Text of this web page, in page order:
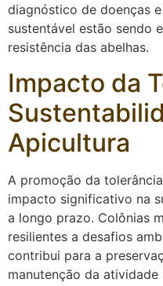
diagnóstico de doenças
sustentável estão sendo
resistência das abelhas.
Impacto da
Apicultura
A promoção da
impacto significativo na
a longo prazo. Colônias
resilientes a desafios
contribui para a
manutenção da